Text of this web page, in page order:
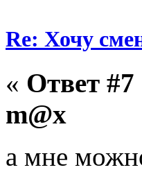
Re: Хочу
« Ответ #7
m@x
а мне